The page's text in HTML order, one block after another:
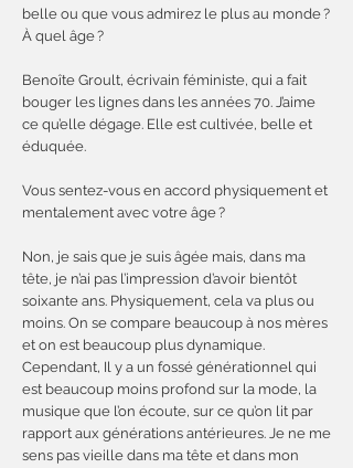
belle ou que vous admirez le plus au monde ?
À quel âge ?
Benoîte Groult, écrivain féministe, qui a fait
bouger les lignes dans les années 70. J’aime
ce qu’elle dégage. Elle est cultivée, belle et
éduquée.
Vous sentez-vous en accord physiquement et
mentalement avec votre âge ?
Non, je sais que je suis âgée mais, dans ma
tête, je n’ai pas l’impression d’avoir bientôt
soixante ans. Physiquement, cela va plus ou
moins. On se compare beaucoup à nos mères
et on est beaucoup plus dynamique.
Cependant, Il y a un fossé générationnel qui
est beaucoup moins profond sur la mode, la
musique que l’on écoute, sur ce qu’on lit par
rapport aux générations antérieures. Je ne me
sens pas vieille dans ma tête et dans mon